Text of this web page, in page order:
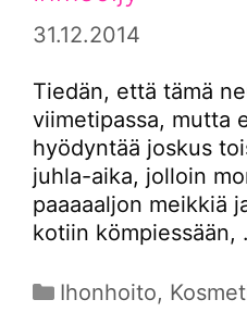
31.12.2014
Tiedän, että tämä
viimetipassa, mutta
hyödyntää joskus
juhla-aika, jolloin
paaaaaljon meikkiä
kotiin kömpiessään,
Kategoriat
Ihonhoito,